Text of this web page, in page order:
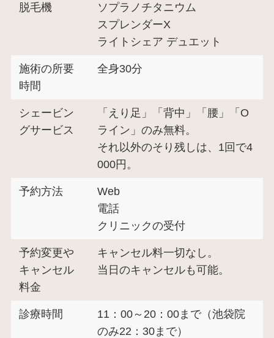
脱毛機
ソプラノチタニウム
スプレンダーX
ライトシェア デュエット
施術の所要
時間
全身30分
シェービン
グサービス
「えり足」「背中」「腰」「O
ライン」のみ無料。
それ以外のそり残しは、1回で4
000円。
予約方法
Web
電話
クリニックの受付
予約変更や
キャンセル
料金
キャンセル料一切なし。
当日のキャンセルも可能。
診療時間
11：00～20：00まで（池袋院
のみ22：30まで）